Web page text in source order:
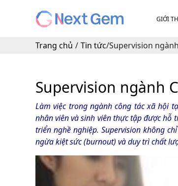
GIỚI
Trang chủ / Tin tức/Supervision
Supervision ngành
Làm việc trong ngành công tác xã hội
nhân viên và sinh viên thực tập được
triển nghề nghiệp. Supervision không
ngừa kiệt sức (burnout) và duy trì chất